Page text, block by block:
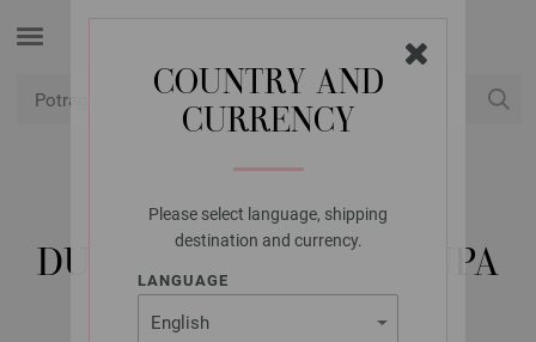
COUNTRY AND
CURRENCY
Please select language, shipping
destination and currency.
LANGUAGE
UNION KNOPF
DUGME ZA HORN 2 RUPA
25MM